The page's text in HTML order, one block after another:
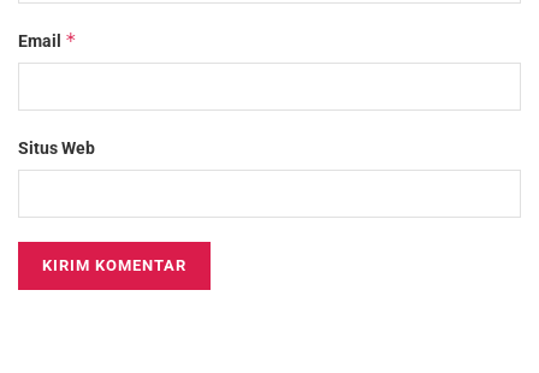
Email *
Situs Web